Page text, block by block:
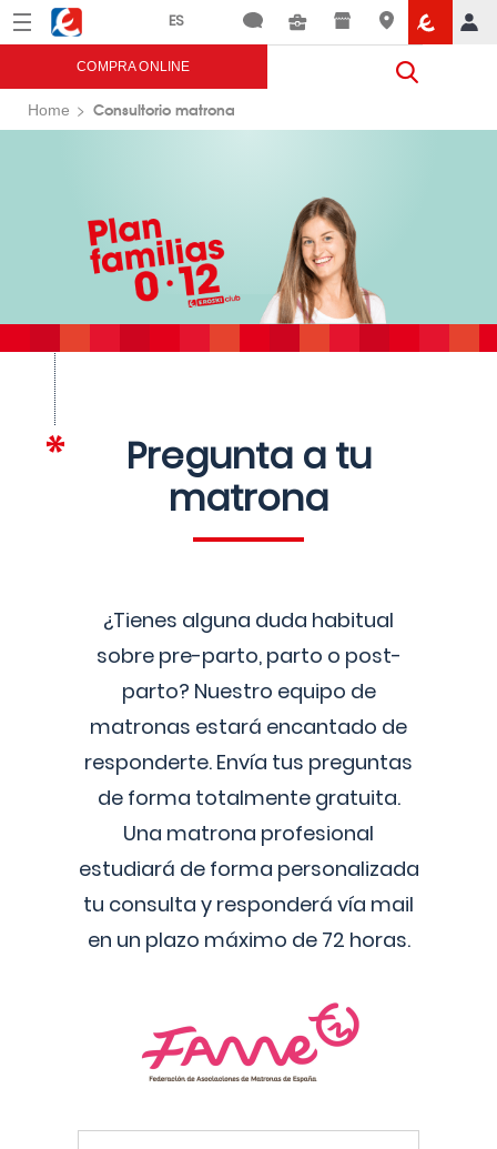
Menú Eroski
COMPRA ONLINE
Home Consultorio matrona
Pregunta a tu
matrona
¿Tienes alguna duda habitual
sobre pre-parto, parto o post-
parto? Nuestro equipo de
matronas estará encantado de
responderte. Envía tus preguntas
de forma totalmente gratuita.
Una matrona profesional
estudiará de forma personalizada
tu consulta y responderá vía mail
en un plazo máximo de 72 horas.